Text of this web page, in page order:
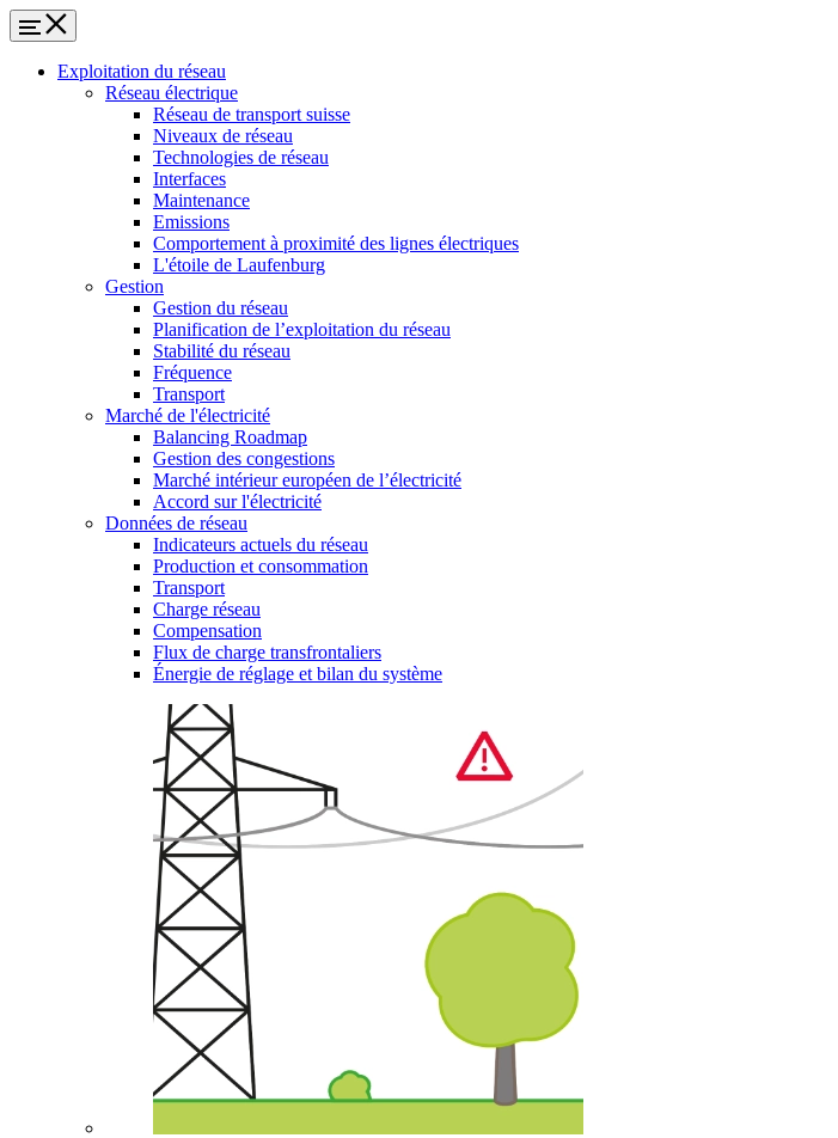
Exploitation du réseau
Réseau électrique
Réseau de transport suisse
Niveaux de réseau
Technologies de réseau
Interfaces
Maintenance
Emissions
Comportement à proximité des lignes électriques
L'étoile de Laufenburg
Gestion
Gestion du réseau
Planification de l’exploitation du réseau
Stabilité du réseau
Fréquence
Transport
Marché de l'électricité
Balancing Roadmap
Gestion des congestions
Marché intérieur européen de l’électricité
Accord sur l'électricité
Données de réseau
Indicateurs actuels du réseau
Production et consommation
Transport
Charge réseau
Compensation
Flux de charge transfrontaliers
Énergie de réglage et bilan du système